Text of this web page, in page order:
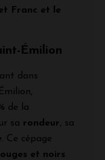
Franc et le
Émilion
dans
de la
sa rondeur, sa
. Ce cépage
et noirs